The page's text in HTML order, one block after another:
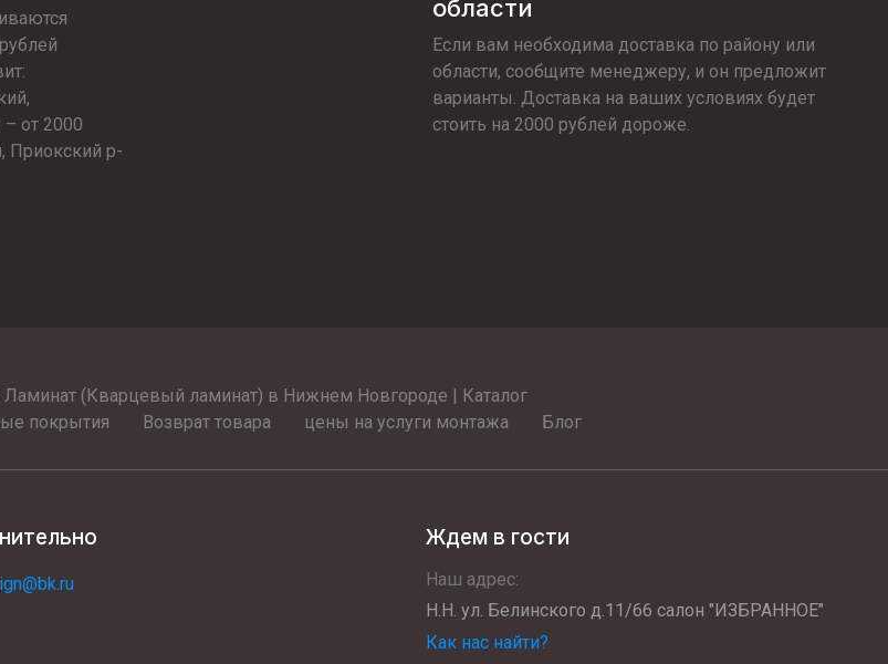
от 2000
Приокский р-
области
Если вам необходима доставка по району или
области, сообщите менеджеру, и он предложит
варианты. Доставка на ваших условиях будет
стоить на 2000 рублей дороже.
Ламинат (Кварцевый ламинат) в Нижнем Новгороде | Каталог
покрытия Возврат товара цены на услуги монтажа Блог
Ждем в гости
Наш адрес:
Н.Н. ул. Белинского д.11/66 салон "ИЗБРАННОЕ"
Как нас найти?